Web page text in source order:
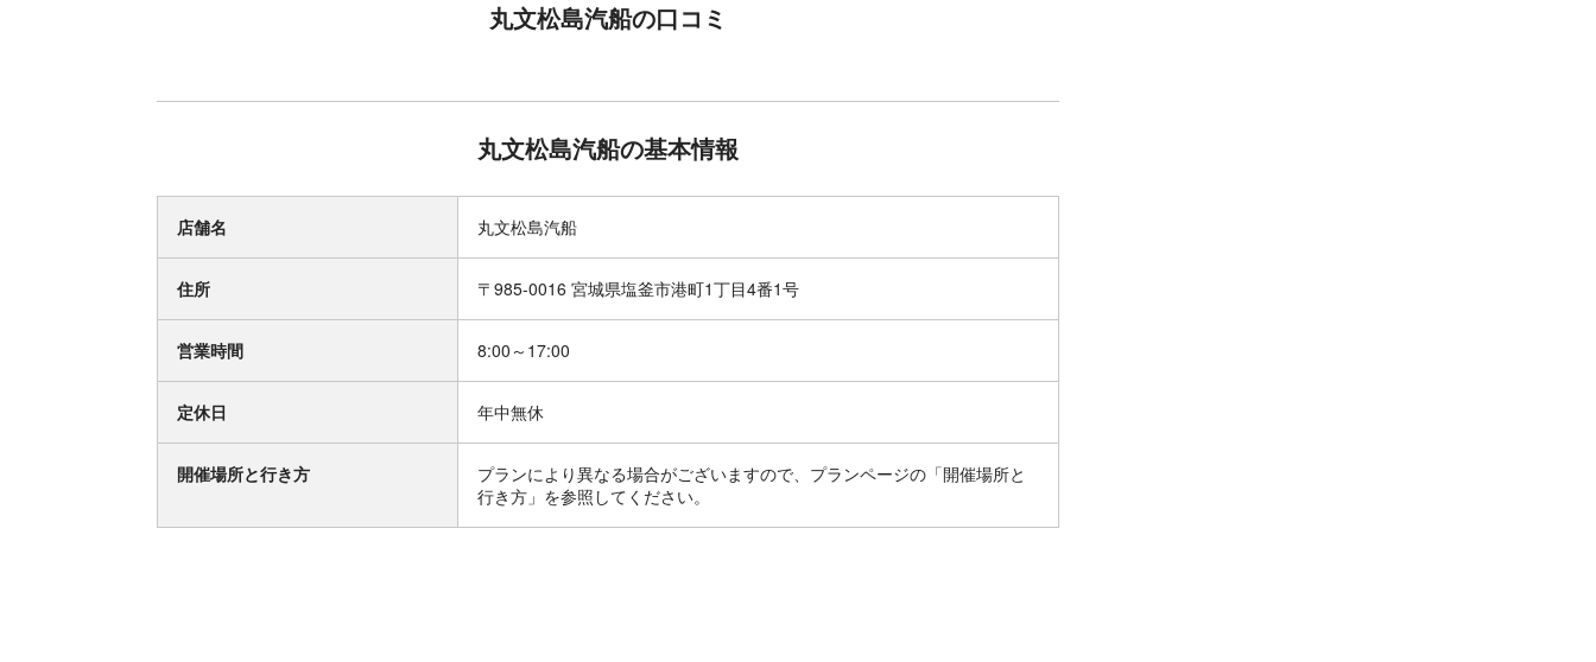
丸文松島汽船の口コミ
丸文松島汽船の基本情報
店舗名 丸文松島汽船
住所 〒985-0016 宮城県塩釜市港町1丁目4番1号
営業時間 8:00～17:00
定休日 年中無休
開催場所と行き方
プランにより異なる場合がございますので、プランページの「開催場所と
行き方」を参照してください。